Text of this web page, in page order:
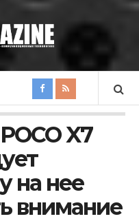
X7
на нее
внимание